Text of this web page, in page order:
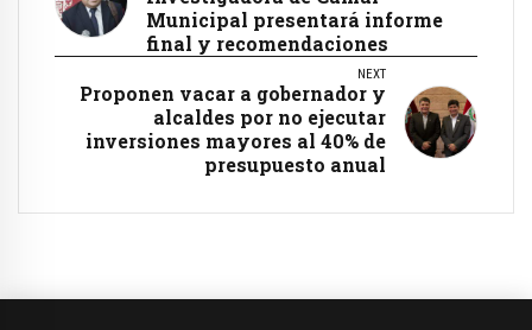
Municipal presentará informe
final y recomendaciones
NEXT
Proponen vacar a gobernador y
alcaldes por no ejecutar
inversiones mayores al 40% de
presupuesto anual